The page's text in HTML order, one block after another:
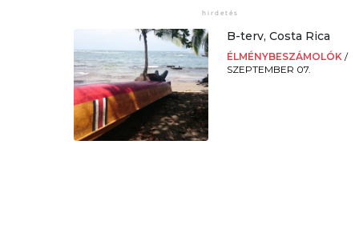
B-terv, Costa Rica
ÉLMÉNYBESZÁMOLÓK/
SZEPTEMBER 07.